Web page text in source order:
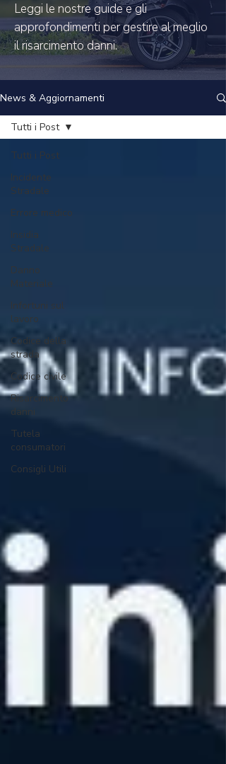
Leggi le nostre guide e gli
approfondimenti per gestire al meglio
il risarcimento danni.
News & Aggiornamenti
Tutti i Post
Incidente
Stradale
Errore medico
Insidia
Stradale
Danno
Materiale
Infortuni sul
lavoro
Codice della
strada
Codice civile
Risarcimento
danni
Tutela
consumatori
Consigli Utili
Tutti i Post